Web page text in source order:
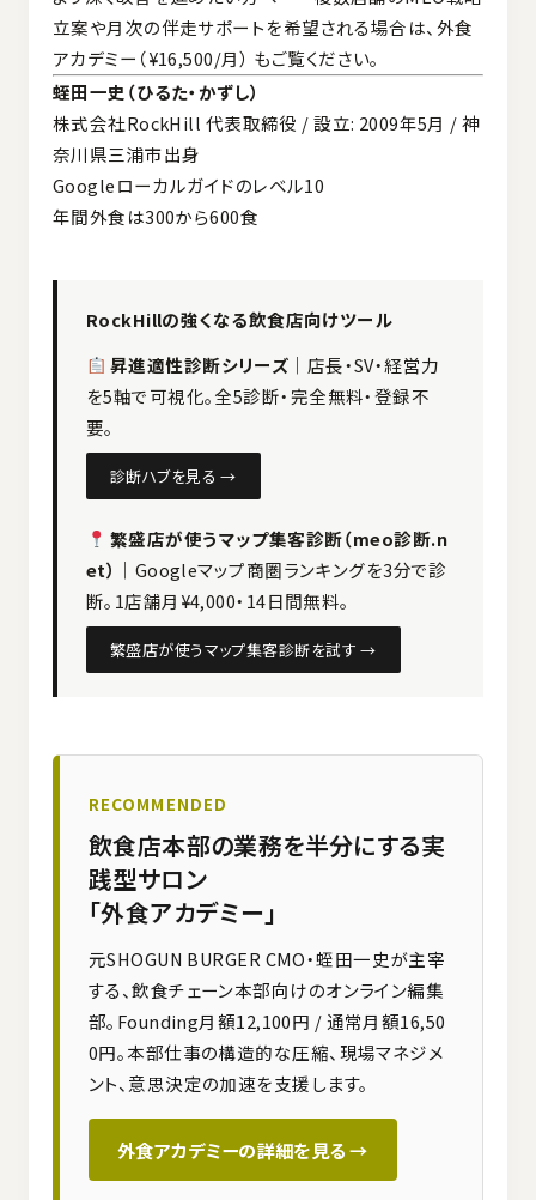
立案や月次の伴走サポートを希望される場合は、 外食
アカデミー（¥16,500/月） もご覧ください。
蛭田一史（ひるた・かずし）
株式会社RockHill 代表取締役 / 設立: 2009年5月 / 神
奈川県三浦市出身
Googleローカルガイドのレベル10
年間外食は300から600食
RockHillの強くなる飲食店向けツール
昇進適性診断シリーズ ｜店長・SV・経営力
を5軸で可視化。全5診断・完全無料・登録不
要。
診断ハブを見る →
繁盛店が使うマップ集客診断（meo診断.n
et） ｜Googleマップ商圏ランキングを3分で診
断。1店舗月¥4,000・14日間無料。
繁盛店が使うマップ集客診断を試す →
RECOMMENDED
飲食店本部の業務を半分にする実
践型サロン
「外食アカデミー」
元SHOGUN BURGER CMO・蛭田一史が主宰
する、飲食チェーン本部向けのオンライン編集
部。Founding月額12,100円 / 通常月額16,50
0円。本部仕事の構造的な圧縮、現場マネジメ
ント、意思決定の加速を支援します。
外食アカデミーの詳細を見る →